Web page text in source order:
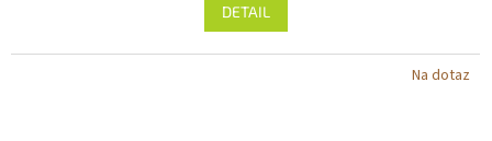
z 5
DETAIL
Na dotaz